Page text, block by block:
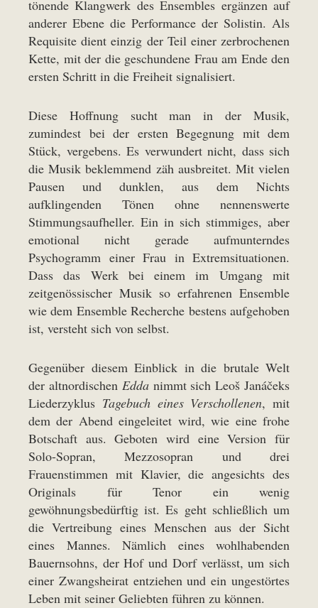
tönende Klangwerk des Ensembles ergänzen auf
anderer Ebene die Performance der Solistin. Als
Requisite dient einzig der Teil einer zerbrochenen
Kette, mit der die geschundene Frau am Ende den
ersten Schritt in die Freiheit signalisiert.
Diese Hoffnung sucht man in der Musik,
zumindest bei der ersten Begegnung mit dem
Stück, vergebens. Es verwundert nicht, dass sich
die Musik beklemmend zäh ausbreitet. Mit vielen
Pausen und dunklen, aus dem Nichts
aufklingenden Tönen ohne nennenswerte
Stimmungsaufheller. Ein in sich stimmiges, aber
emotional nicht gerade aufmunterndes
Psychogramm einer Frau in Extremsituationen.
Dass das Werk bei einem im Umgang mit
zeitgenössischer Musik so erfahrenen Ensemble
wie dem Ensemble Recherche bestens aufgehoben
ist, versteht sich von selbst.
Gegenüber diesem Einblick in die brutale Welt
der altnordischen Eddanimmt sich Leoš Janáčeks
Liederzyklus Tagebuch eines Verschollenen, mit
dem der Abend eingeleitet wird, wie eine frohe
Botschaft aus. Geboten wird eine Version für
Solo-Sopran, Mezzosopran und drei
Frauenstimmen mit Klavier, die angesichts des
Originals für Tenor ein wenig
gewöhnungsbedürftig ist. Es geht schließlich um
die Vertreibung eines Menschen aus der Sicht
eines Mannes. Nämlich eines wohlhabenden
Bauernsohns, der Hof und Dorf verlässt, um sich
einer Zwangsheirat entziehen und ein ungestörtes
Leben mit seiner Geliebten führen zu können.